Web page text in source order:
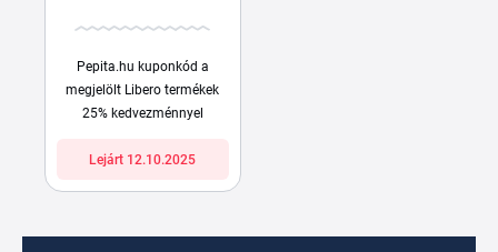
Pepita.hu kuponkód a
megjelölt Libero termékek
25% kedvezménnyel
Lejárt 12.10.2025